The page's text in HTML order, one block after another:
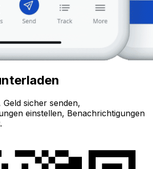
sicher senden,
einstellen, Benachrichtigungen